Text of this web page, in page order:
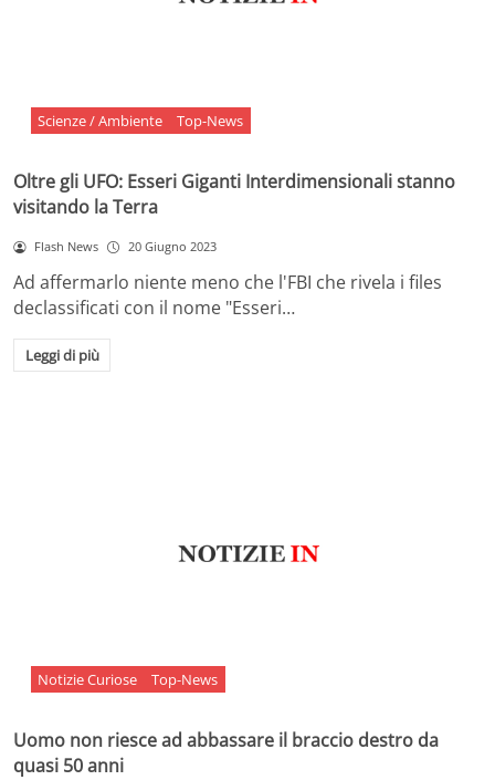
Scienze / Ambiente Top-News
Oltre gli UFO: Esseri Giganti Interdimensionali stanno
visitando la Terra
Flash News 20 Giugno 2023
Ad affermarlo niente meno che l'FBI che rivela i files
declassificati con il nome "Esseri…
Leggi di più
Notizie Curiose Top-News
Uomo non riesce ad abbassare il braccio destro da
quasi 50 anni